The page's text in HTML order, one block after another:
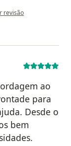
do utilizador Luciana
revisão
ao
para
Desde o
bem